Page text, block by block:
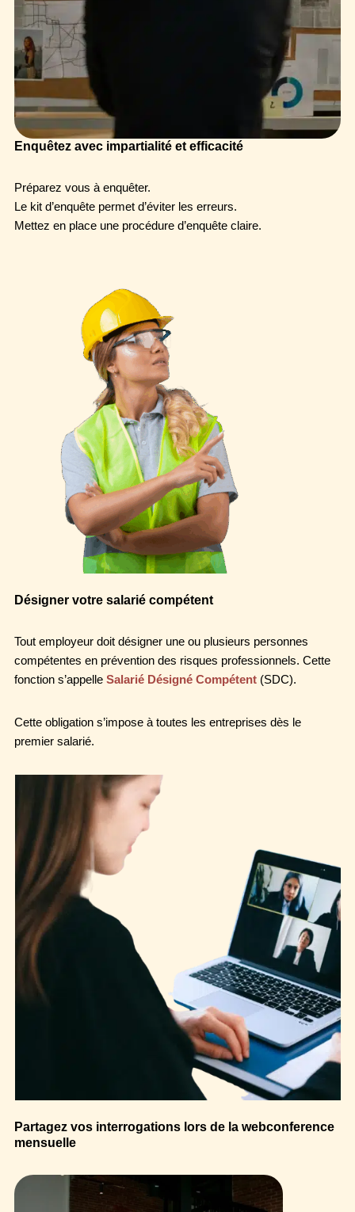
Enquêtez avec impartialité et efficacité
Préparez vous à enquêter.
Le kit d’enquête permet d’éviter les erreurs.
Mettez en place une procédure d’enquête claire.
Désigner votre salarié compétent
Tout employeur doit désigner une ou plusieurs personnes
compétentes en prévention des risques professionnels. Cette
fonction s’appelleSalarié Désigné Compétent (SDC).
Cette obligation s’impose à toutes les entreprises dès le
premier salarié.
Partagez vos interrogations lors de la webconference
mensuelle